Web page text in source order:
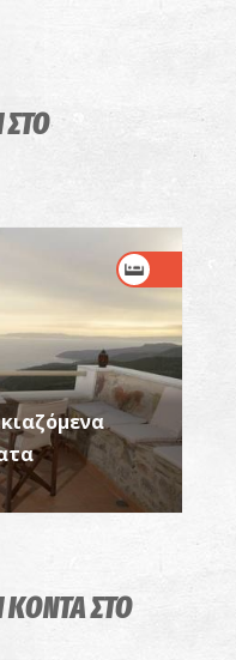
ΣΤΟ
ΚΟΝΤΑ ΣΤΟ